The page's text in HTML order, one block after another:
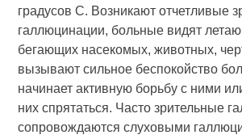
градусов С. Возникают отчетливые
галлюцинации, больные ви­дят
бегающих насекомых, животных,
вызывают сильное беспокойство
начинает активную борьбу с ними
них спрятаться. Часто зрительные
сопровождаются слуховыми